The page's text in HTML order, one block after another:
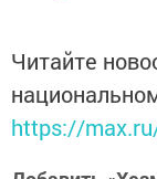
Читайте
https://